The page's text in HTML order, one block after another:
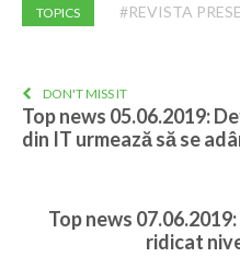
TOPICS #REVISTA
DON'T MISS IT
Top news 05.06.2019:
din IT urmează să se
Top news
ridicat